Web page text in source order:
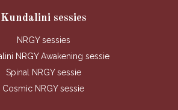
Kundalini sessies
NRGY sessies
NRGY Awakening sessie
Spinal NRGY sessie
Cosmic NRGY sessie